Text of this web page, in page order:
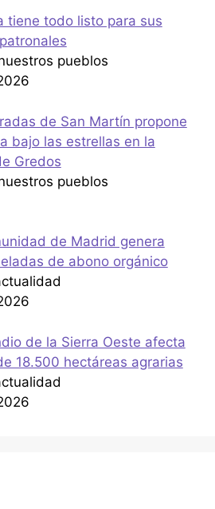
tiene todo listo para sus
pueblos
de San Martín propone
bajo las estrellas en la
Gredos
pueblos
de Madrid genera
de abono orgánico
de la Sierra Oeste afecta
18.500 hectáreas agrarias